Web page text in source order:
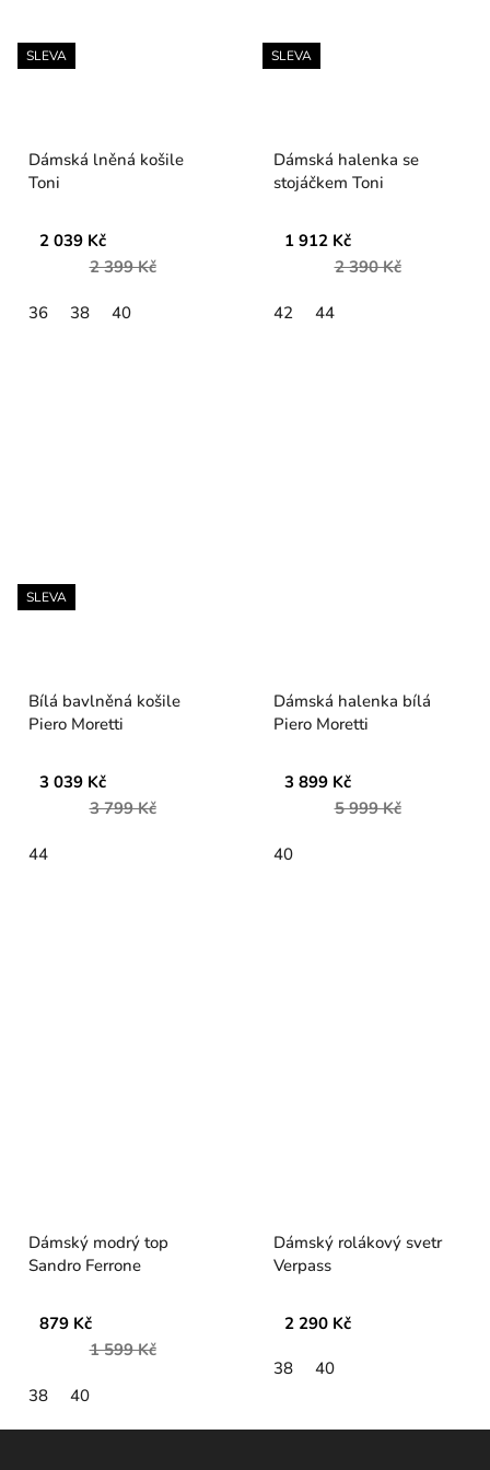
SLEVA
Dámská lněná košile
Toni
2 039 Kč
2 399 Kč
36 38 40
SLEVA
Dámská halenka se
stojáčkem Toni
1 912 Kč
2 390 Kč
42 44
SLEVA
Bílá bavlněná košile
Piero Moretti
3 039 Kč
3 799 Kč
44
Dámská halenka bílá
Piero Moretti
3 899 Kč
5 999 Kč
40
Dámský modrý top
Sandro Ferrone
879 Kč
1 599 Kč
38 40
Dámský rolákový svetr
Verpass
2 290 Kč
38 40